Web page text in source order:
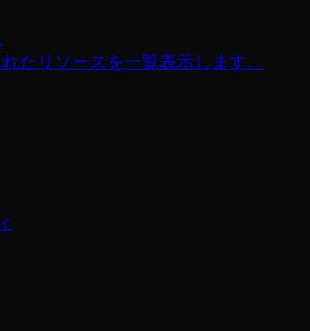
たリソースを一覧表示します。